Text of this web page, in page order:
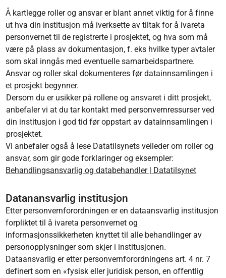
Å kartlegge roller og ansvar er blant annet viktig for å finne
ut hva din institusjon må iverksette av tiltak for å ivareta
personvernet til de registrerte i prosjektet, og hva som må
være på plass av dokumentasjon, f. eks hvilke typer avtaler
som skal inngås med eventuelle samarbeidspartnere.
Ansvar og roller skal dokumenteres før datainnsamlingen i
et prosjekt begynner.
Dersom du er usikker på rollene og ansvaret i ditt prosjekt,
anbefaler vi at du tar kontakt med personvernressurser ved
din institusjon i god tid før oppstart av datainnsamlingen i
prosjektet.
Vi anbefaler også å lese Datatilsynets veileder om roller og
ansvar, som gir gode forklaringer og eksempler:
Behandlingsansvarlig og databehandler | Datatilsynet
Datanansvarlig institusjon
Etter personvernforordningen er en dataansvarlig institusjon
forpliktet til å ivareta personvernet og
informasjonssikkerheten knyttet til alle behandlinger av
personopplysninger som skjer i institusjonen.
Dataansvarlig er etter personvernforordningens art. 4 nr. 7
definert som en «fysisk eller juridisk person, en offentlig